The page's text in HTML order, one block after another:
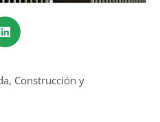
Construcción y